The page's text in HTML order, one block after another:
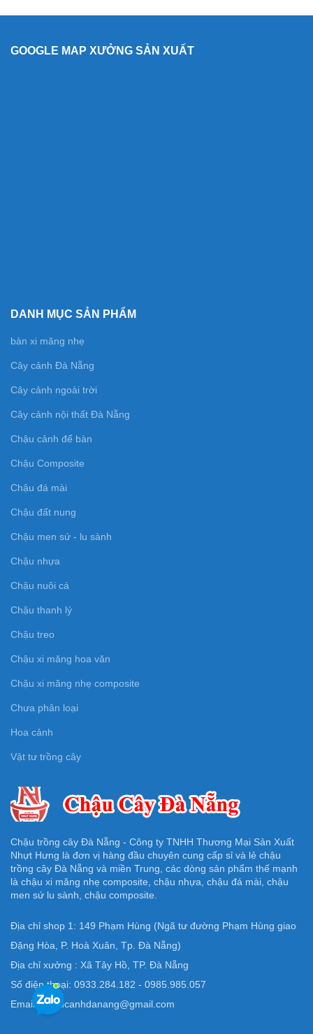
GOOGLE MAP XƯỞNG SẢN XUẤT
DANH MỤC SẢN PHẨM
bàn xi măng nhẹ
Cây cảnh Đà Nẵng
Cây cảnh ngoài trời
Cây cảnh nội thất Đà Nẵng
Chậu cảnh để bàn
Chậu Composite
Chậu đá mài
Chậu đất nung
Chậu men sứ - lu sành
Chậu nhựa
Chậu nuôi cá
Chậu thanh lý
Chậu treo
Chậu xi măng hoa văn
Chậu xi măng nhẹ composite
Chưa phân loại
Hoa cảnh
Vật tư trồng cây
Chậu trồng cây Đà Nẵng - Công ty TNHH Thương Mại Sản Xuất
Nhựt Hưng là đơn vị hàng đầu chuyên cung cấp sỉ và lẻ chậu
trồng cây Đà Nẵng và miền Trung, các dòng sản phẩm thế mạnh
là chậu xi măng nhẹ composite, chậu nhựa, chậu đá mài, chậu
men sứ lu sành, chậu composite.
Địa chỉ shop 1: 149 Phạm Hùng (Ngã tư đường Phạm Hùng giao
Đặng Hòa, P. Hoà Xuân, Tp. Đà Nẵng)
Địa chỉ xưởng : Xã Tây Hồ, TP. Đà Nẵng
Số điện thoại: 0933.284.182 - 0985.985.057
Email: Chaucanhdanang@gmail.com